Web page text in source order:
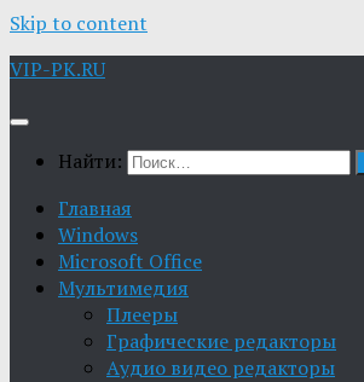
Skip to content
VIP-PK.RU
Найти:
Главная
Windows
Microsoft Office
Мультимедия
Плееры
Графические редакторы
Aудио видео редакторы